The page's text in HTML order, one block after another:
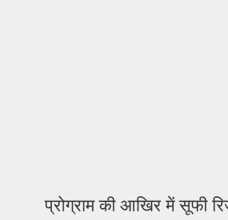
प्रोग्राम की आखिर में सूफी